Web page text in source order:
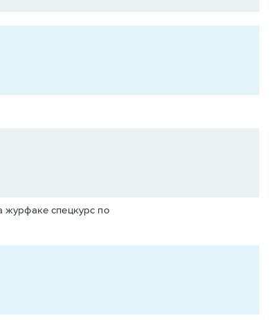
журфаке спецкурс по